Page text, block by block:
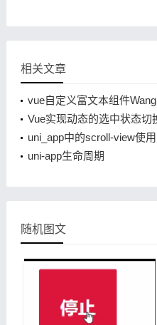
相关文章
vue自定义富文本组件
Vue实现动态的选中状态切
uni_app中的scroll-view使用
uni-app生命周期
随机图文